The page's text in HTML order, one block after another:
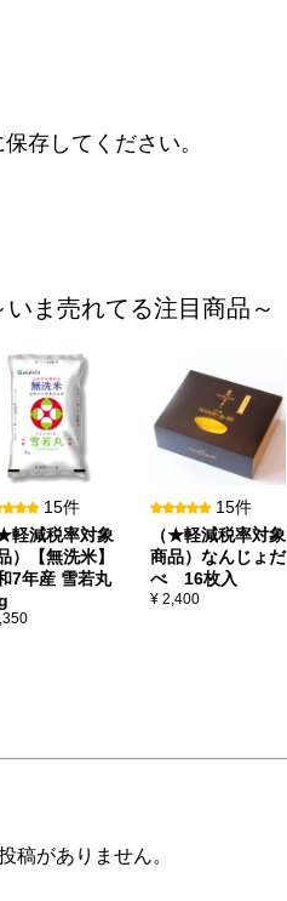
存してください。
ま売れてる注目商品～
15件
★軽減税率対象
）【無洗米】
7年産 雪若丸
15件
（★軽減税率対象
商品）なんじょだ
べ 16枚入
¥ 2,400
稿がありません。